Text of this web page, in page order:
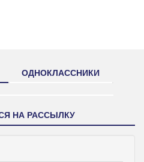
ОДНОКЛАССНИКИ
НА РАССЫЛКУ